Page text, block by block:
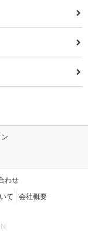
わせ
て 会社概要